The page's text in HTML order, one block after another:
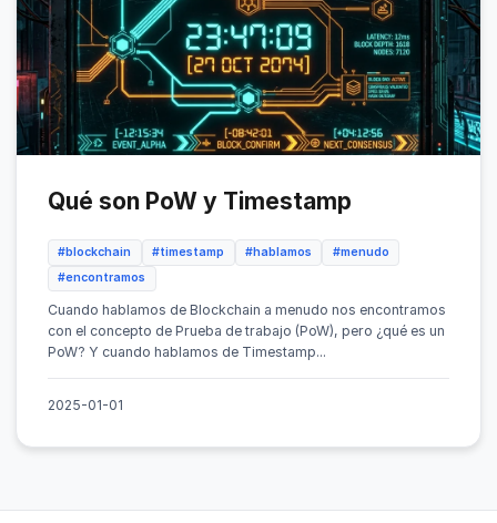
Qué son PoW y Timestamp
#blockchain #timestamp #hablamos
#menudo
#encontramos
Cuando hablamos de Blockchain a menudo nos encontramos
con el concepto de Prueba de trabajo (PoW), pero ¿qué es un
PoW? Y cuando hablamos de Timestamp...
2025-01-01